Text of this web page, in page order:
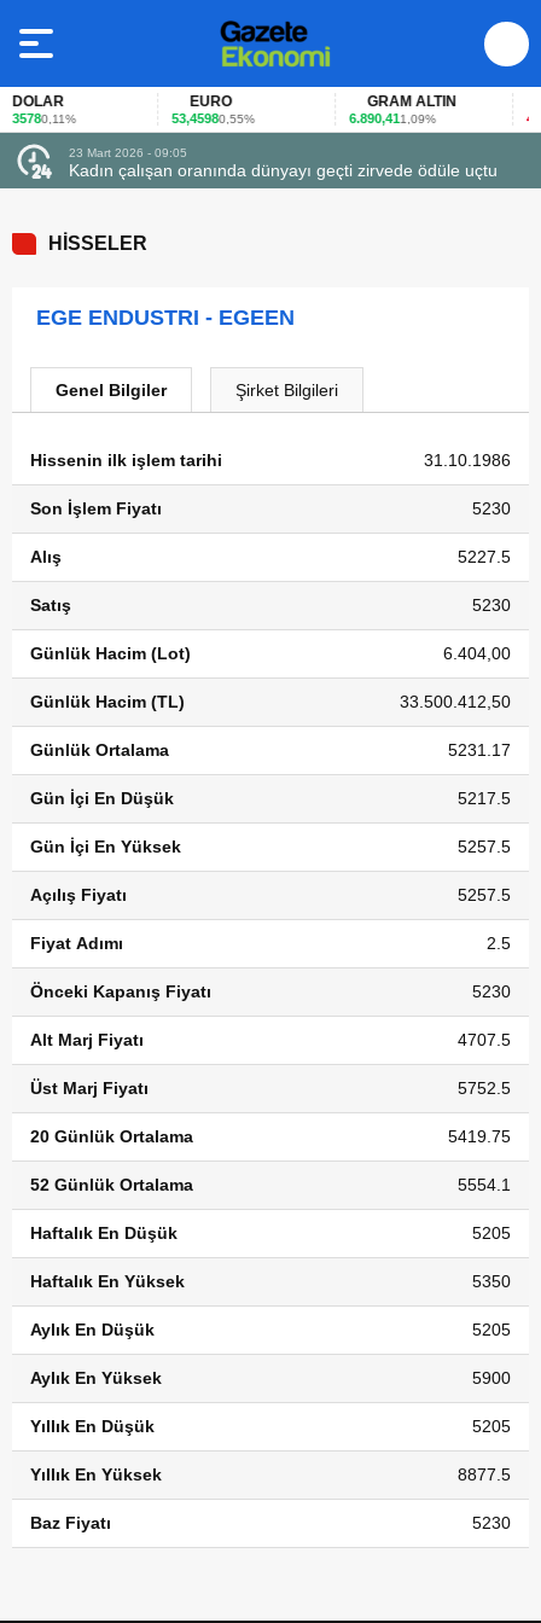
0,11%
EURO
53,45980,55%
GRAM ALTIN
6.890,411,09%
23 Mart 2026 - 09:05
Kadın çalışan oranında dünyayı geçti zirvede ödüle uçtu
HİSSELER
EGE ENDUSTRI - EGEEN
Genel Bilgiler Şirket Bilgileri
Hissenin ilk işlem tarihi 31.10.1986
Son İşlem Fiyatı 5230
Alış 5227.5
Satış 5230
Günlük Hacim (Lot) 6.404,00
Günlük Hacim (TL) 33.500.412,50
Günlük Ortalama 5231.17
Gün İçi En Düşük 5217.5
Gün İçi En Yüksek 5257.5
Açılış Fiyatı 5257.5
Fiyat Adımı 2.5
Önceki Kapanış Fiyatı 5230
Alt Marj Fiyatı 4707.5
Üst Marj Fiyatı 5752.5
20 Günlük Ortalama 5419.75
52 Günlük Ortalama 5554.1
Haftalık En Düşük 5205
Haftalık En Yüksek 5350
Aylık En Düşük 5205
Aylık En Yüksek 5900
Yıllık En Düşük 5205
Yıllık En Yüksek 8877.5
Baz Fiyatı 5230